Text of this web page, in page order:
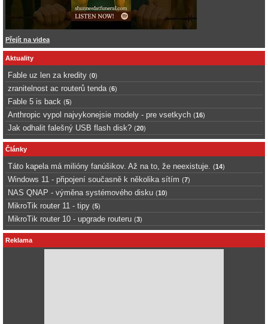
Přejít na videa
Aktuality
Fable uz len za kredity (0)
zranitelnost ac routerů tenda (6)
Fable 5 is back (5)
Anthropic vypol najvykonejsie modely - pre vsetkych (16)
Jak odhalit falešný USB flash disk? (20)
Články
Táto kapela má milióny fanúšikov. Až na to, že neexistuje. (14)
Windows 11 - připojení současně k několika sítím (7)
NAS QNAP - výměna systémového disku (10)
MikroTik router 11 - tipy (5)
MikroTik router 10 - upgrade routeru (3)
Reklama